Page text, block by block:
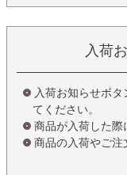
入荷
入荷お知らせボ
てください。
商品が入荷した際
商品の入荷やご注